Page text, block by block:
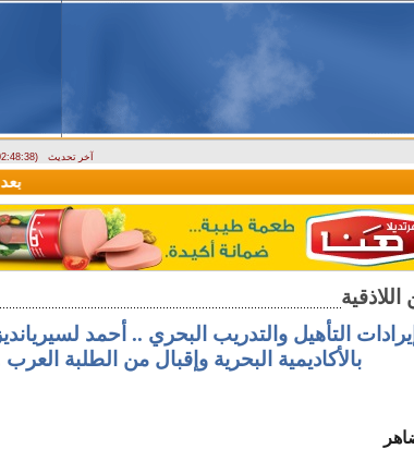
آخر تحديث
بعد
بالأكاديمية البحرية وإقبال من الطلبة العرب